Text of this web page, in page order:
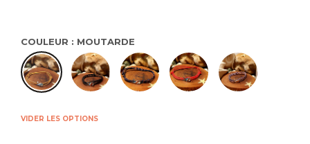
COULEUR : MOUTARDE
VIDER LES OPTIONS